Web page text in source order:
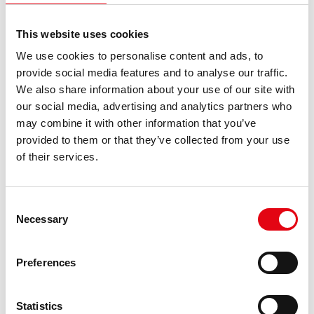
This website uses cookies
We use cookies to personalise content and ads, to
provide social media features and to analyse our traffic.
We also share information about your use of our site with
our social media, advertising and analytics partners who
may combine it with other information that you’ve
provided to them or that they’ve collected from your use
of their services.
Selection
Necessary
Preferences
Statistics
Risultati: 1 - pag 1/1 << 1 >>
RICERCHE CORRELATE A:TE INOX À SERTIR
raccords inox
raccord inox